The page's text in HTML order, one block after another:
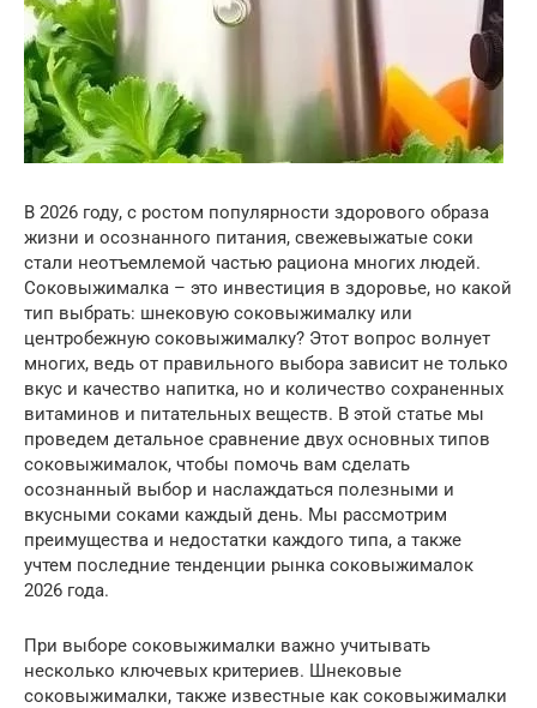
В 2026 году, с ростом популярности здорового образа
жизни и осознанного питания, свежевыжатые соки
стали неотъемлемой частью рациона многих людей.
Соковыжималка – это инвестиция в здоровье, но какой
тип выбрать: шнековую соковыжималку или
центробежную соковыжималку? Этот вопрос волнует
многих, ведь от правильного выбора зависит не только
вкус и качество напитка, но и количество сохраненных
витаминов и питательных веществ. В этой статье мы
проведем детальное сравнение двух основных типов
соковыжималок, чтобы помочь вам сделать
осознанный выбор и наслаждаться полезными и
вкусными соками каждый день. Мы рассмотрим
преимущества и недостатки каждого типа, а также
учтем последние тенденции рынка соковыжималок
2026 года.
При выборе соковыжималки важно учитывать
несколько ключевых критериев. Шнековые
соковыжималки, также известные как соковыжималки